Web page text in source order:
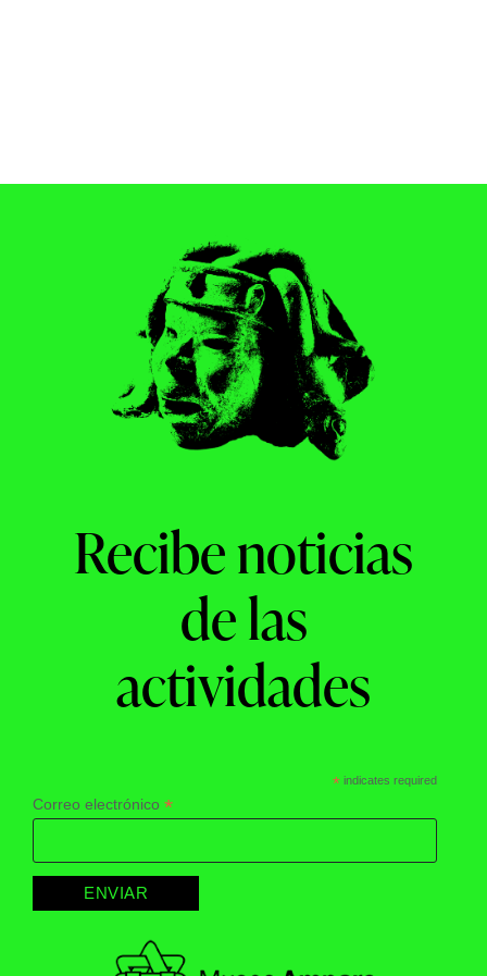
Recibe noticias
de las
actividades
* indicates required
Correo electrónico *